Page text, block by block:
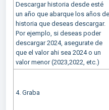
Descargar historia desde esté
un año que abarque los años de
historia que deseas descargar.
Por ejemplo, si deseas poder
descargar 2024, asegurate de
que el valor ahi sea 2024 o un
valor menor (2023,2022, etc.)
4. Graba